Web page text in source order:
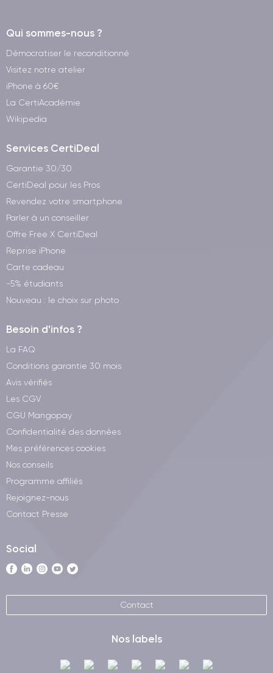
Qui sommes-nous ?
Démocratiser le reconditionné
Visitez notre atelier
iPhone à 60€
La CertiAcadémie
Wikipedia
Services CertiDeal
Garantie 30/30
CertiDeal pour les Pros
Revendez votre smartphone
Parler à un conseiller
Offre Free X CertiDeal
Reprise iPhone
Carte cadeau
-5% étudiants
Nouveau : le choix sur photo
Besoin d'infos ?
La FAQ
Conditions garantie 30 mois
Avis vérifiés
Les CGV
CGU Mangopay
Confidentialité des données
Mes préférences cookies
Nos conseils
Programme affiliés
Rejoignez-nous
Contact Presse
Social
Contact
Nos labels